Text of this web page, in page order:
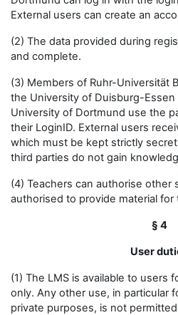
External users can create an
(2) The data provided during
and complete.
(3) Members of Ruhr-Universität
the University of Duisburg-Essen
University of Dortmund use the
their LoginID. External users
which must be kept strictly
third parties do not gain
(4) Teachers can authorise other
authorised to provide material for
§ 4
User
(1) The LMS is available to users
only. Any other use, in particular
private purposes, is not